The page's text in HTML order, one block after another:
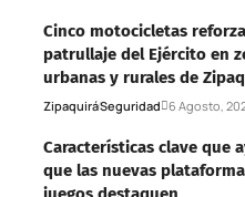
Cinco motocicletas
patrullaje del Ejército en
urbanas y rurales de
ZipaquiráSeguridad 6 Agosto,
Características clave que
que las nuevas